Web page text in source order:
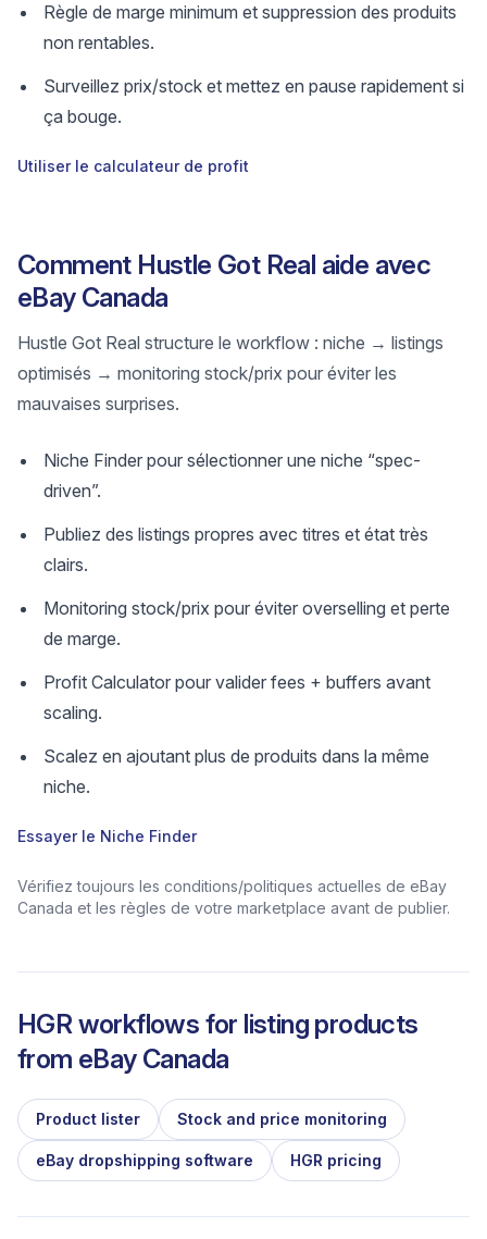
Règle de marge minimum et suppression des produits
non rentables.
Surveillez prix/stock et mettez en pause rapidement si
ça bouge.
Utiliser le calculateur de profit
Comment Hustle Got Real aide avec
eBay Canada
Hustle Got Real structure le workflow : niche → listings
optimisés → monitoring stock/prix pour éviter les
mauvaises surprises.
Niche Finder pour sélectionner une niche “spec-
driven”.
Publiez des listings propres avec titres et état très
clairs.
Monitoring stock/prix pour éviter overselling et perte
de marge.
Profit Calculator pour valider fees + buffers avant
scaling.
Scalez en ajoutant plus de produits dans la même
niche.
Essayer le Niche Finder
Vérifiez toujours les conditions/politiques actuelles de eBay
Canada et les règles de votre marketplace avant de publier.
HGR workflows for listing products
from eBay Canada
Product lister Stock and price monitoring
eBay dropshipping software HGR pricing